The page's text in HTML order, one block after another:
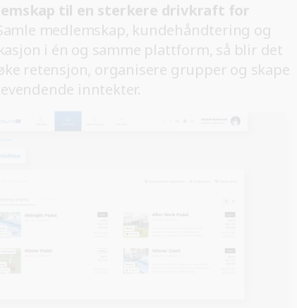
til en sterkere drivkraft for
medlemskap, kundehåndtering og
i én og samme plattform, så blir det
retensjon, organisere grupper og skape
inntekter.